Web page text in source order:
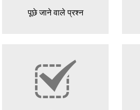
पूछे जाने वाले प्रश्न